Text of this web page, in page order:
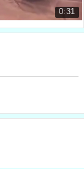
0:31